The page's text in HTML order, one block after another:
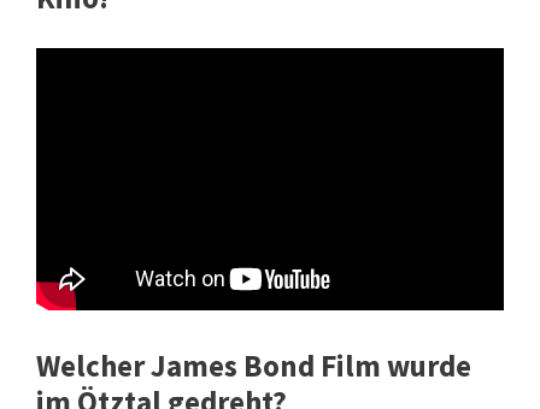
Welcher James Bond Film wurde
im Ötztal gedreht?